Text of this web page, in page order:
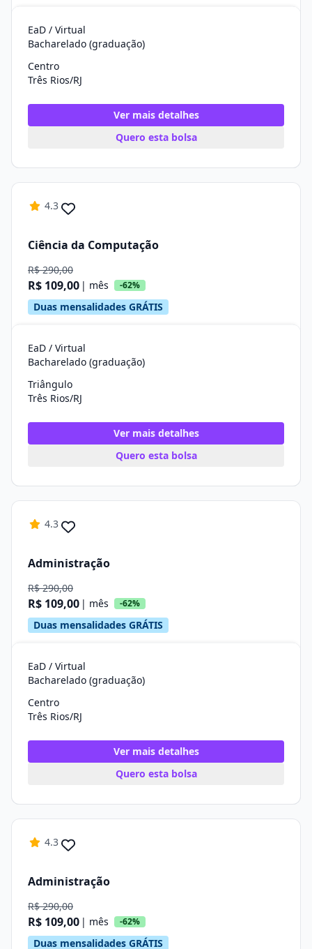
EaD / Virtual
Bacharelado (graduação)
Centro
Três Rios/RJ
Ver mais detalhes
Quero esta bolsa
4.3
Ciência da Computação
R$ 290,00
R$ 109,00 | mês -62%
Duas mensalidades GRÁTIS
EaD / Virtual
Bacharelado (graduação)
Triângulo
Três Rios/RJ
Ver mais detalhes
Quero esta bolsa
4.3
Administração
R$ 290,00
R$ 109,00 | mês -62%
Duas mensalidades GRÁTIS
EaD / Virtual
Bacharelado (graduação)
Centro
Três Rios/RJ
Ver mais detalhes
Quero esta bolsa
4.3
Administração
R$ 290,00
R$ 109,00 | mês -62%
Duas mensalidades GRÁTIS